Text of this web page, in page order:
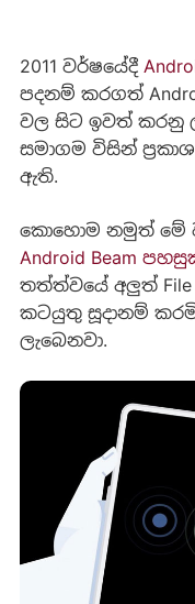
2011 වර්ෂයේදී
පදනම් කරගත්
වල සිට ඉවත් කරනු
සමාගම විසින්
ඇති.
කොහොම නමුත් මේ
Android Beam
තත්ත්වයේ අලුත් File
කටයුතු සූදානම්
ලැබෙනවා.